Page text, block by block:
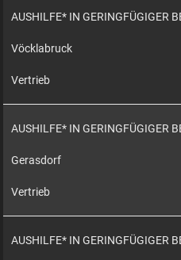
AUSHILFE* IN GERINGFÜGIGER
Vöcklabruck
Vertrieb
AUSHILFE* IN GERINGFÜGIGER
Gerasdorf
Vertrieb
AUSHILFE* IN GERINGFÜGIGER